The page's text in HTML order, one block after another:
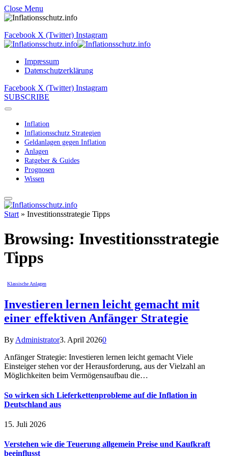
Close Menu
Facebook X (Twitter) Instagram
Impressum
Datenschutzerklärung
Facebook X (Twitter) Instagram
SUBSCRIBE
Inflation
Inflationsschutz Strategien
Geldanlagen gegen Inflation
Anlagen
Ratgeber & Guides
Prognosen
Wissen
Start » Investitionsstrategie Tipps
Browsing: Investitionsstrategie
Tipps
Klassische Anlagen
Investieren lernen leicht gemacht mit
einer effektiven Anfänger Strategie
By Administrator3. April 20260
Anfänger Strategie: Investieren lernen leicht gemacht Viele
Einsteiger stehen vor der Herausforderung, aus der Vielzahl an
Möglichkeiten beim Vermögensaufbau die…
So wirken sich Lieferkettenprobleme auf die Inflation in
Deutschland aus
15. Juli 2026
Verstehen wie die Teuerung allgemein Preise und Kaufkraft
beeinflusst